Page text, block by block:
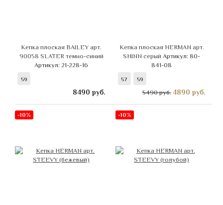
Кепка плоская BAILEY арт.
90058 SLATER темно-синий
Артикул: 21-228-16
59
8490 руб.
Кепка плоская HERMAN арт.
SHINN серыйАртикул: 80-
841-08
57 59
5490 руб. 4890 руб.
-10% -10%